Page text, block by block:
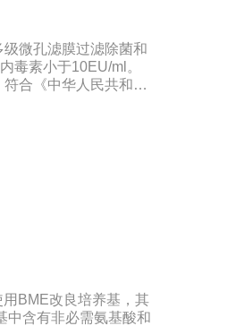
微孔滤膜过滤除菌和
毒素小于10EU/ml。
合《中华人民共和国
），可减少沉淀的
BME改良培养基，其
中含有非必需氨基酸和